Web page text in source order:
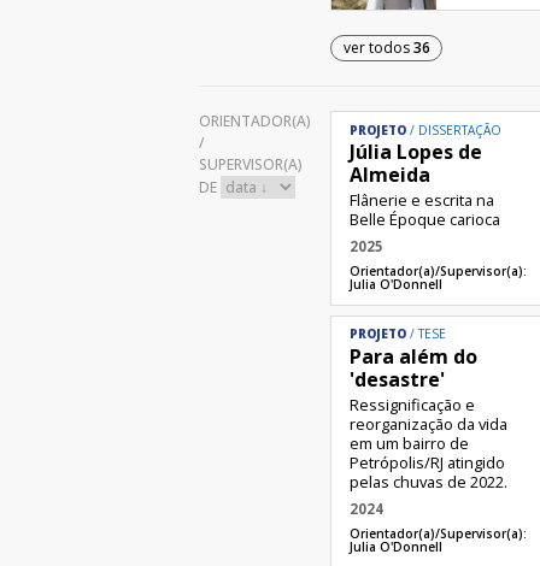
ver todos36
ORIENTADOR(A)
/
SUPERVISOR(A)
DE
PROJETO DISSERTAÇÃO
Júlia Lopes de
Almeida
Flânerie e escrita na
Belle Époque carioca
2025
Orientador(a)/Supervisor(a):
Julia O'Donnell
PROJETO TESE
Para além do
'desastre'
Ressignificação e
reorganização da vida
em um bairro de
Petrópolis/RJ atingido
pelas chuvas de 2022.
2024
Orientador(a)/Supervisor(a):
Julia O'Donnell